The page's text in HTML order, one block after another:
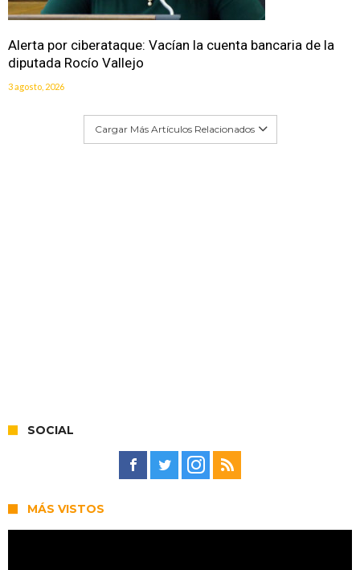
Alerta por ciberataque: Vacían la cuenta bancaria de la
diputada Rocío Vallejo
3 agosto, 2026
Cargar Más Artículos Relacionados
SOCIAL
MÁS VISTOS